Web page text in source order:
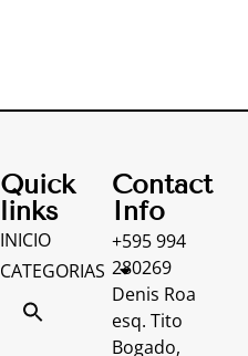
Quick
links
INICIO
CATEGORIAS
Contact
Info
+595 994
280269
Denis Roa
esq. Tito
Bogado,